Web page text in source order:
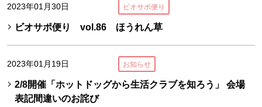
2023年01月30日 ビオサポ便り
ビオサポ便り vol.86 ほうれん草
2023年01月19日 お知らせ
2/8開催「ホットドッグから生活クラブを知ろう」 会場
表記間違いのお詫び